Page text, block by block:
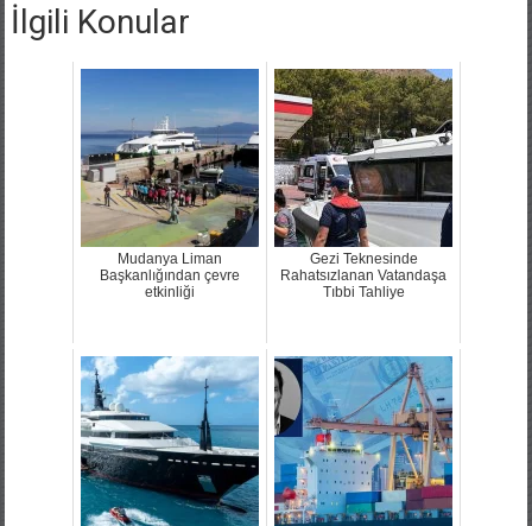
İlgili Konular
Mudanya Liman
Başkanlığından çevre
etkinliği
Gezi Teknesinde
Rahatsızlanan Vatandaşa
Tıbbi Tahliye